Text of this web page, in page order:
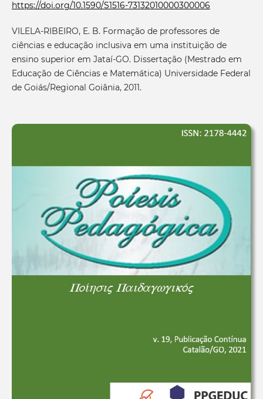
https://doi.org/10.1590/S1516-73132010000300006
VILELA-RIBEIRO, E. B. Formação de professores de
ciências e educação inclusiva em uma instituição de
ensino superior em Jataí-GO. Dissertação (Mestrado em
Educação de Ciências e Matemática) Universidade Federal
de Goiás/Regional Goiânia, 2011.